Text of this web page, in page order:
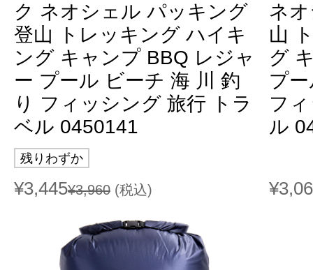
ク ネオシェル パッキング
登山 トレッキング ハイキ
ング キャンプ BBQ レジャ
ー プール ビーチ 海 川 釣
り フィッシング 旅行 トラ
ベル 0450141
残りわずか
¥3,445¥3,960 (税込)
ネ
山
グ
プ
フ
ル